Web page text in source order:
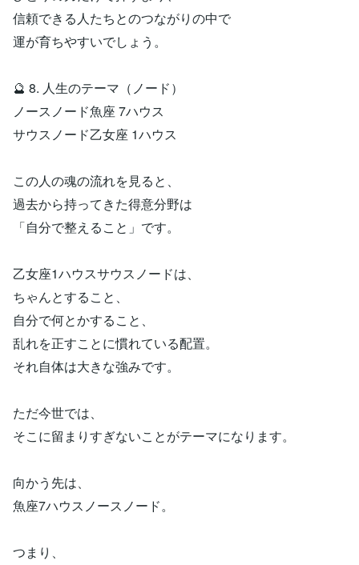
信頼できる人たちとのつながりの中で
運が育ちやすいでしょう。
🔮 8. 人生のテーマ（ノード）
ノースノード魚座 7ハウス
サウスノード乙女座 1ハウス
この人の魂の流れを見ると、
過去から持ってきた得意分野は
「自分で整えること」です。
乙女座1ハウスサウスノードは、
ちゃんとすること、
自分で何とかすること、
乱れを正すことに慣れている配置。
それ自体は大きな強みです。
ただ今世では、
そこに留まりすぎないことがテーマになります。
向かう先は、
魚座7ハウスノースノード。
つまり、